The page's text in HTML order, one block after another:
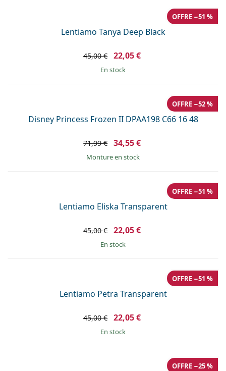
Lentiamo Tanya Deep Black
OFFRE −51 %
45,00 € 22,05 €
en stock
Disney Princess Frozen II DPAA198 C66 16 48
OFFRE −52 %
71,99 € 34,55 €
Monture en stock
Lentiamo Eliska Transparent
OFFRE −51 %
45,00 € 22,05 €
en stock
Lentiamo Petra Transparent
OFFRE −51 %
45,00 € 22,05 €
en stock
OFFRE −25 %